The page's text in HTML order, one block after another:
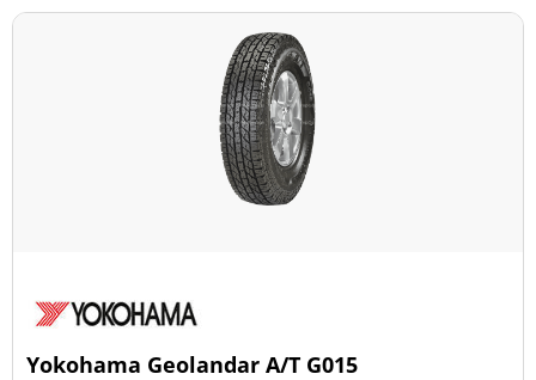
Toate tipurile (1)
Tip autovehicul
Toate tipurile (1)
Yokohama Geolandar A/T G015